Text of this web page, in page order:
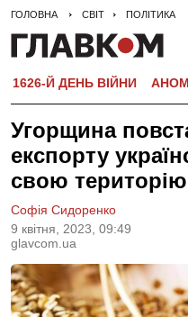
ГОЛОВНА СВІТ ПОЛІТИКА
1626-Й ДЕНЬ ВІЙНИ
Угорщина
експорту
свою територію
9 квiтня, 2023, 09:49
glavcom.ua
Софія Сидоренко